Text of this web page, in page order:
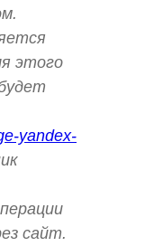
этого
yandex-
сайт.